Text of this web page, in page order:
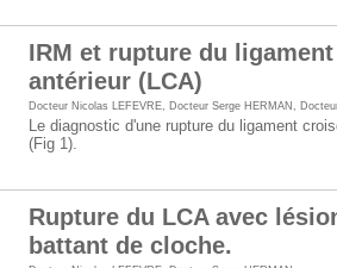
IRM et rupture du
antérieur (LCA)
Docteur Nicolas LEFEVRE Docteur Serge HERMAN
Le diagnostic d'une rupture du ligament
(Fig 1).
Rupture du LCA avec
battant de cloche.